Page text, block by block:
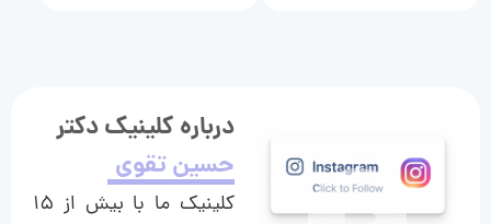
درباره کلینیک دکتر
حسین تقوی
کلینیک ما با بیش از ۱۵